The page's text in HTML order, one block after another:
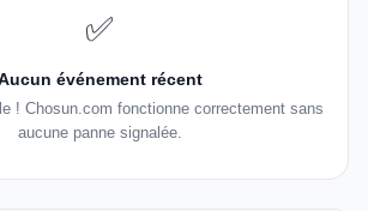
✅
événement récent
! Chosun.com fonctionne correctement sans
aucune panne signalée.